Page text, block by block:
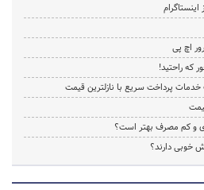
که راحتید!
پرداخت سریع با نازلترین قیمت
و کم مصرف بهتر است؟
خوبی دارند؟